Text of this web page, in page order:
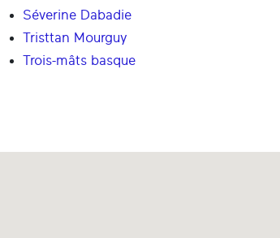
Séverine Dabadie
Tristtan Mourguy
Trois-mâts basque